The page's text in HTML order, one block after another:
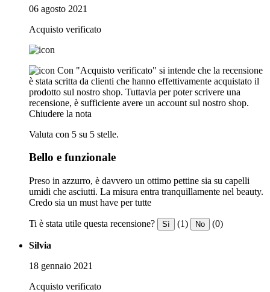
06 agosto 2021
Acquisto verificato
Con "Acquisto verificato" si intende che la recensione
è stata scritta da clienti che hanno effettivamente acquistato il
prodotto sul nostro shop. Tuttavia per poter scrivere una
recensione, è sufficiente avere un account sul nostro shop.
Chiudere la nota
Valuta con 5 su 5 stelle.
Bello e funzionale
Preso in azzurro, è davvero un ottimo pettine sia su capelli
umidi che asciutti. La misura entra tranquillamente nel beauty.
Credo sia un must have per tutte
Ti è stata utile questa recensione? Sì (1) No (0)
Silvia
18 gennaio 2021
Acquisto verificato